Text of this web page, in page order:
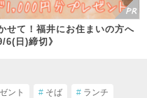
せて！福井にお住まいの方へ
日)締切》
ント # そば # ランチ